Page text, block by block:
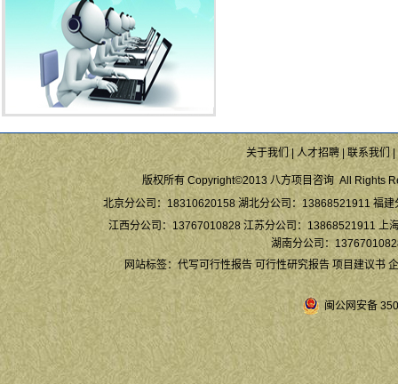
关于我们 | 人才招聘| 联系我们
版权所有 Copyright©2013 八方项目咨询 All Rights
北京分公司：18310620158 湖北分公司：13868521911 福
江西分公司：13767010828 江苏分公司：13868521911 上
湖南分公司：
网站标签：代写可行性报告 可行性研究报告 项目建议书
闽公网安备